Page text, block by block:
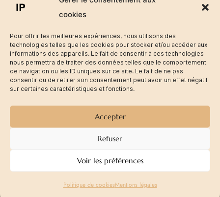
cookies
Pour offrir les meilleures expériences, nous utilisons des
technologies telles que les cookies pour stocker et/ou accéder aux
informations des appareils. Le fait de consentir à ces technologies
nous permettra de traiter des données telles que le comportement
de navigation ou les ID uniques sur ce site. Le fait de ne pas
consentir ou de retirer son consentement peut avoir un effet négatif
sur certaines caractéristiques et fonctions.
Accepter
Refuser
Voir les préférences
Politique de cookiesMentions légales